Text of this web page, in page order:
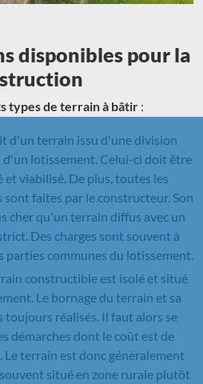
disponibles pour la
types de terrain à bâtir :
d'un terrain issu d'une division
lotissement. Celui-ci doit être
viabilisé. De plus, toutes les
faites par le constructeur. Son
cher qu'un terrain diffus avec un
Des charges sont souvent à
communes du lotissement.
constructible est isolé et situé
Le bornage du terrain et sa
réalisés. Il faut alors se
démarches dont le coût est de
terrain est donc généralement
situé en zone rurale plutôt